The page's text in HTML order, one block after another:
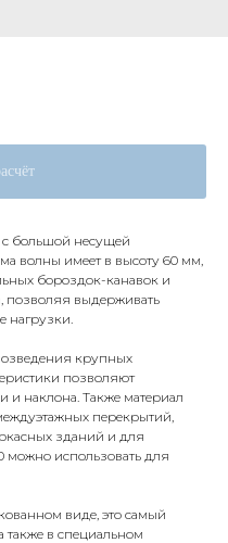
большой несущей
волны имеет в высоту 60 мм,
бороздок-канавок и
позволяя выдерживать
нагрузки.
крупных
позволяют
наклона. Также материал
перекрытий,
зданий и для
использовать для
виде, это самый
также в специальном